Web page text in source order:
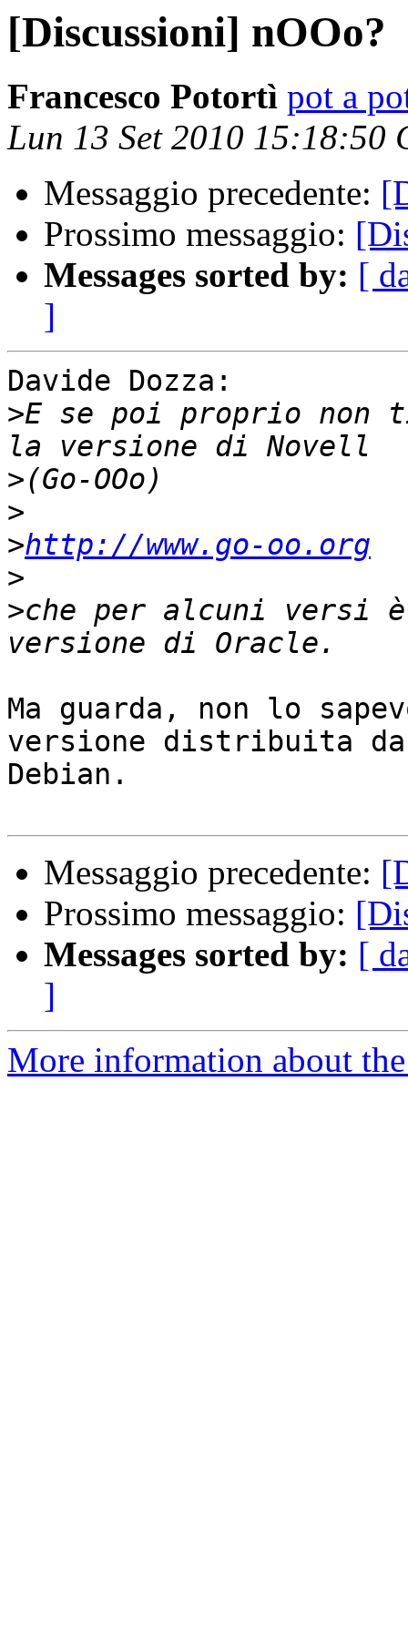
[Discussioni] nOOo?
Francesco Potortì pot a
Lun 13 Set 2010 15:18:50
Messaggio precedente:
Prossimo messaggio:
Messages sorted by: [
]
Davide Dozza:
>E se poi proprio non
>
>
>http://www.go-oo.org
>
>che per alcuni versi
Ma guarda, non lo
versione distribuita da
Debian.
Messaggio precedente:
Prossimo messaggio:
Messages sorted by: [
]
More information about